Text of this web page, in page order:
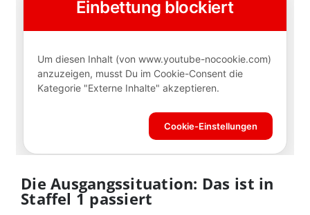
Die Ausgangssituation: Das ist in
Staffel 1 passiert